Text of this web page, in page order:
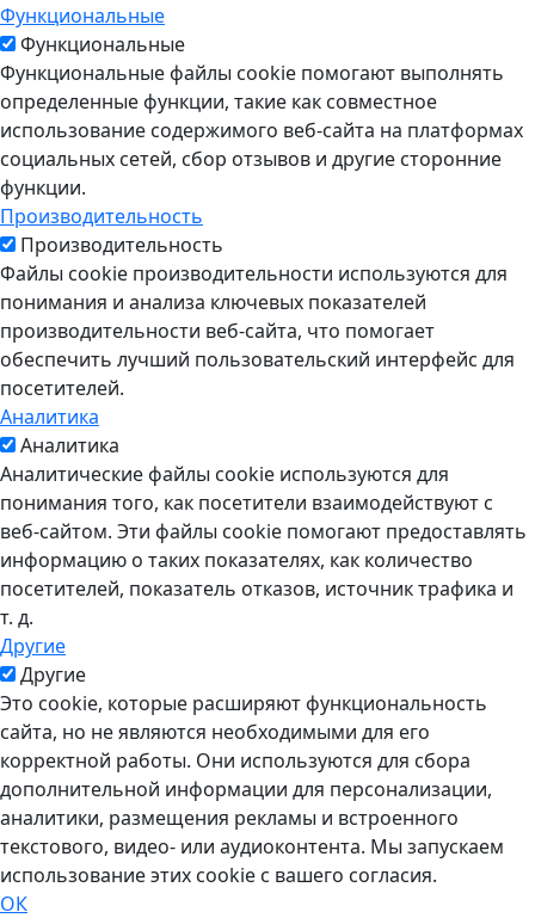
Функциональные
Функциональные
Функциональные файлы cookie помогают выполнять
определенные функции, такие как совместное
использование содержимого веб-сайта на платформах
социальных сетей, сбор отзывов и другие сторонние
функции.
Производительность
Производительность
Файлы cookie производительности используются для
понимания и анализа ключевых показателей
производительности веб-сайта, что помогает
обеспечить лучший пользовательский интерфейс для
посетителей.
Аналитика
Аналитика
Аналитические файлы cookie используются для
понимания того, как посетители взаимодействуют с
веб-сайтом. Эти файлы cookie помогают предоставлять
информацию о таких показателях, как количество
посетителей, показатель отказов, источник трафика и
т. д.
Другие
Другие
Это cookie, которые расширяют функциональность
сайта, но не являются необходимыми для его
корректной работы. Они используются для сбора
дополнительной информации для персонализации,
аналитики, размещения рекламы и встроенного
текстового, видео- или аудиоконтента. Мы запускаем
использование этих cookie с вашего согласия.
ОК